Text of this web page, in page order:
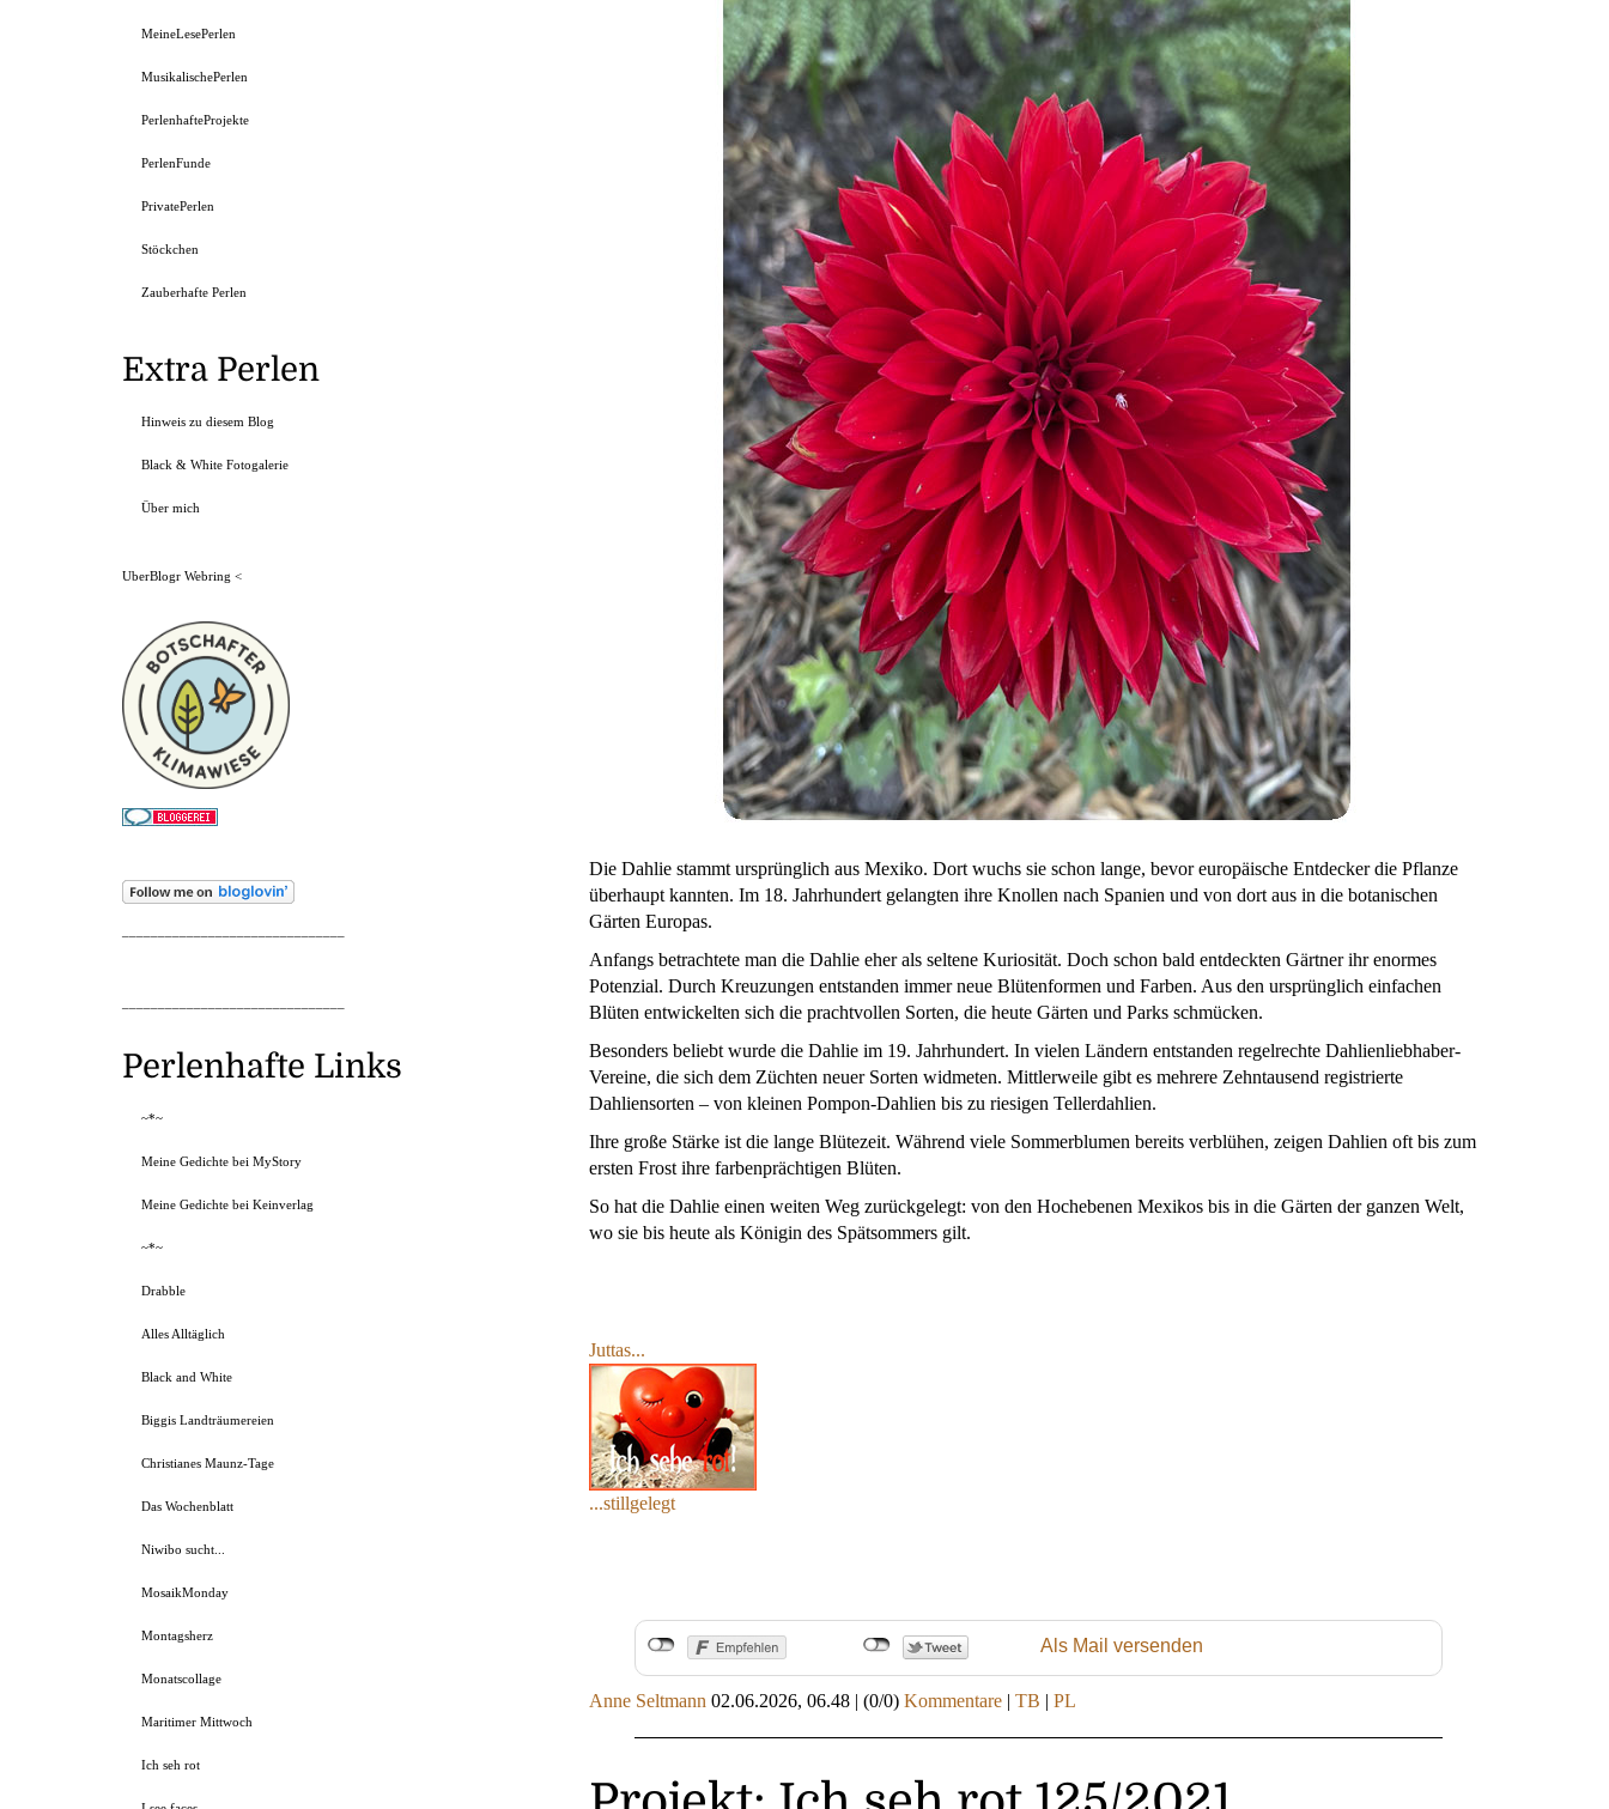
Die Dahlie stammt ursprünglich aus Mexiko. Dort wuchs sie schon lange, bevor europäische Entdecker die Pflanze
überhaupt kannten. Im 18. Jahrhundert gelangten ihre Knollen nach Spanien und von dort aus in die botanischen
Gärten Europas.
Anfangs betrachtete man die Dahlie eher als seltene Kuriosität. Doch schon bald entdeckten Gärtner ihr enormes
Potenzial. Durch Kreuzungen entstanden immer neue Blütenformen und Farben. Aus den ursprünglich einfachen
Blüten entwickelten sich die prachtvollen Sorten, die heute Gärten und Parks schmücken.
Besonders beliebt wurde die Dahlie im 19. Jahrhundert. In vielen Ländern entstanden regelrechte Dahlienliebhaber-
Vereine, die sich dem Züchten neuer Sorten widmeten. Mittlerweile gibt es mehrere Zehntausend registrierte
Dahliensorten – von kleinen Pompon-Dahlien bis zu riesigen Tellerdahlien.
Ihre große Stärke ist die lange Blütezeit. Während viele Sommerblumen bereits verblühen, zeigen Dahlien oft bis zum
ersten Frost ihre farbenprächtigen Blüten.
So hat die Dahlie einen weiten Weg zurückgelegt: von den Hochebenen Mexikos bis in die Gärten der ganzen Welt,
wo sie bis heute als Königin des Spätsommers gilt.
Juttas...
...stillgelegt
Als Mail versenden
Anne Seltmann 02.06.2026, 06.48 | (0/0) Kommentare | TB | PL
MeineLesePerlen
MusikalischePerlen
PerlenhafteProjekte
PerlenFunde
PrivatePerlen
Stöckchen
Zauberhafte Perlen
Extra Perlen
Hinweis zu diesem Blog
Black & White Fotogalerie
Über mich
UberBlogr Webring <
Perlenhafte Links
~*~
Meine Gedichte bei MyStory
Meine Gedichte bei Keinverlag
~*~
Drabble
Alles Alltäglich
Black and White
Biggis Landträumereien
Christianes Maunz-Tage
Das Wochenblatt
Niwibo sucht...
MosaikMonday
Montagsherz
Monatscollage
Maritimer Mittwoch
Ich seh rot